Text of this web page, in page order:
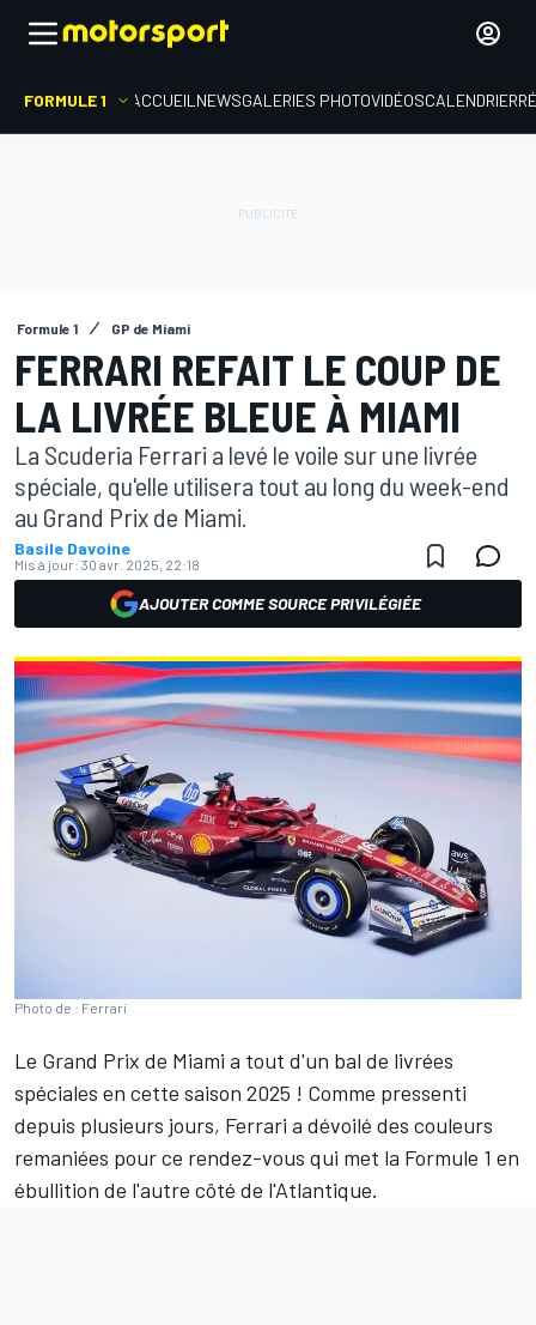
FORMULE 1 ACCUEIL NEWSGALERIES PHOTOVIDÉOSCALENDRIER
Formule 1 GP de Miami
FERRARI REFAIT LE COUP DE
LA LIVRÉE BLEUE À MIAMI
La Scuderia Ferrari a levé le voile sur une livrée
spéciale, qu'elle utilisera tout au long du week-end
au Grand Prix de Miami.
Basile Davoine
Mis à jour: 30 avr. 2025, 22:18
AJOUTER COMME SOURCE PRIVILÉGIÉE
Photo de : Ferrari
Le Grand Prix de Miami a tout d'un bal de livrées
spéciales en cette saison 2025 ! Comme pressenti
depuis plusieurs jours, Ferrari a dévoilé des couleurs
remaniées pour ce rendez-vous qui met la Formule 1 en
ébullition de l'autre côté de l'Atlantique.